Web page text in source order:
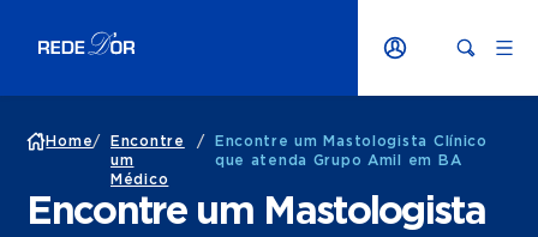
Home/
Encontre
um
Médico
/
Encontre um Mastologista Clínico
que atenda Grupo Amil em BA
Encontre um Mastologista